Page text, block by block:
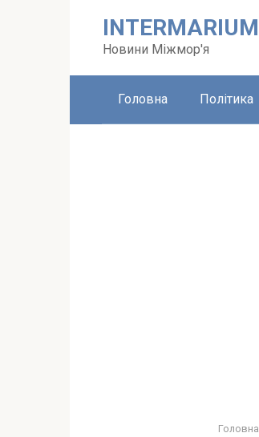
INTERMARIUM
Новини Міжмор'я
Головна Політика
Головна